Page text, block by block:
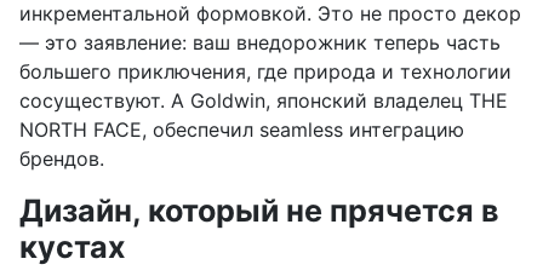
инкрементальной формовкой. Это не просто декор
— это заявление: ваш внедорожник теперь часть
большего приключения, где природа и технологии
сосуществуют. А Goldwin, японский владелец THE
NORTH FACE, обеспечил seamless интеграцию
брендов.
Дизайн, который не прячется в
кустах